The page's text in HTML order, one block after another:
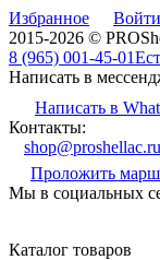
Избранное
Войти
2015-2026 ©
8 (965) 001-45-01
Написать в
Написать в
Контакты:
shop@proshellac.ru
Проложить
Мы в социальных
Каталог товаров